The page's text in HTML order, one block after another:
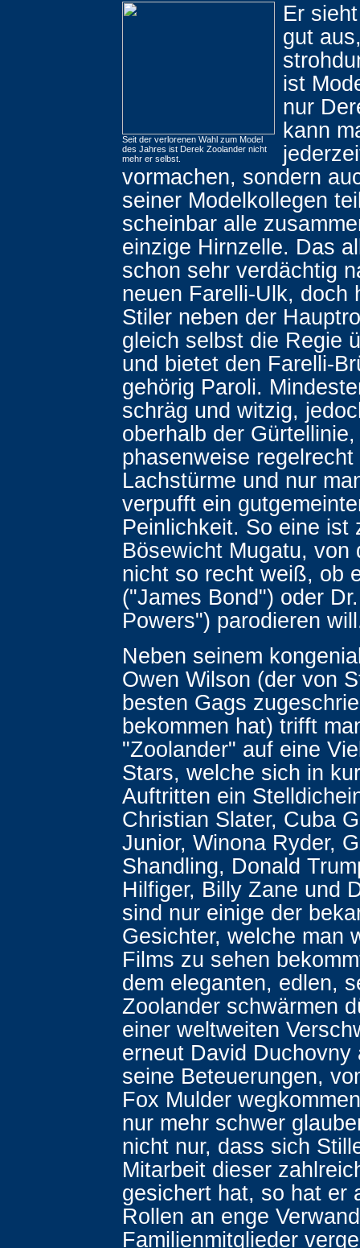
Seit der verlorenen Wahl zum Model
des Jahres ist Derek Zoolander nicht
mehr er selbst.
Er
gut
ist
nur
kann
vormachen, sondern
seiner Modelkollegen
scheinbar alle
einzige Hirnzelle. Das
schon sehr verdächtig
neuen Farelli-Ulk, doch
Stiler neben der
gleich selbst die Regie
und bietet den Farelli-
gehörig Paroli.
schräg und witzig,
oberhalb der
phasenweise regelrecht
Lachstürme und nur
verpufft ein
Peinlichkeit. So eine ist
Bösewicht Mugatu, von
nicht so recht weiß, ob
("James Bond") oder
Powers") parodieren
Neben seinem
Owen Wilson (der von
besten Gags
bekommen hat) trifft
"Zoolander" auf eine
Stars, welche sich in
Auftritten ein
Christian Slater, Cuba
Junior, Winona Ryder,
Shandling, Donald
Hilfiger, Billy Zane und
sind nur einige der
Gesichter, welche man
Films zu sehen
dem eleganten, edlen,
Zoolander schwärmen
einer weltweiten
erneut David Duchovny
seine Beteuerungen,
Fox Mulder
nur mehr schwer
nicht nur, dass sich
Mitarbeit dieser
gesichert hat, so hat er
Rollen an enge
Familienmitglieder